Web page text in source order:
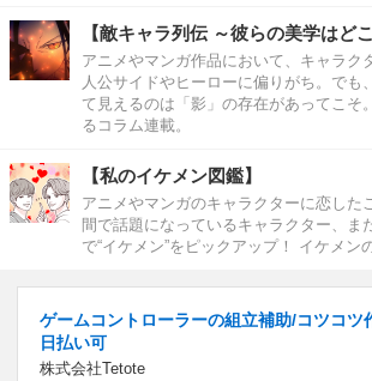
【敵キャラ列伝 ～彼らの美学はど
アニメやマンガ作品において、キャラク
人公サイドやヒーローに偏りがち。でも
て見えるのは「影」の存在があってこそ
るコラム連載。
【私のイケメン図鑑】
アニメやマンガのキャラクターに恋した
間で話題になっているキャラクター、ま
で“イケメン”をピックアップ！ イケメン
ゲームコントローラーの組立補助/コツコツ
日払い可
株式会社Tetote